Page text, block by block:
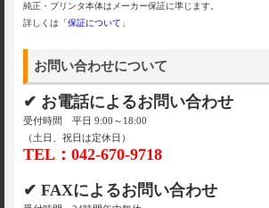
純正・プリンタ本体はメーカー保証に準じます。
詳しくは「保証について 」
お問い合わせについて
✔ お電話によるお問い合わせ
受付時間 平日 9:00～18:00
（土日、祝日は定休日）
TEL：042-670-9718
✔ FAXによるお問い合わせ